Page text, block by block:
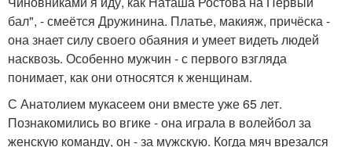
бал", - смеётся Дружинина. Платье, макияж, причёска -
она знает силу своего обаяния и умеет видеть людей
насквозь. Особенно мужчин - с первого взгляда
понимает, как они относятся к женщинам.
С Анатолием мукасеем они вместе уже 65 лет.
Познакомились во вгике - она играла в волейбол за
женскую команду, он - за мужскую. Когда мяч врезался